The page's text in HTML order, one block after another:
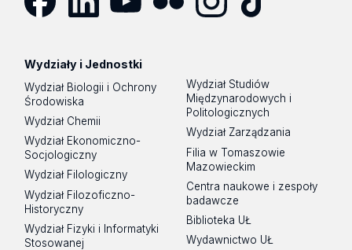
Wydziały i Jednostki
Wydział Biologii i Ochrony
Środowiska
Wydział Chemii
Wydział Ekonomiczno-
Socjologiczny
Wydział Filologiczny
Wydział Filozoficzno-
Historyczny
Wydział Fizyki i Informatyki
Stosowanej
Wydział Studiów
Międzynarodowych i
Politologicznych
Wydział Zarządzania
Filia w Tomaszowie
Mazowieckim
Centra naukowe i zespoły
badawcze
Biblioteka UŁ
Wydawnictwo UŁ